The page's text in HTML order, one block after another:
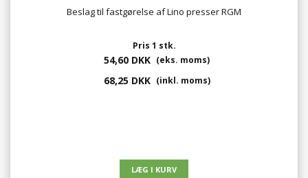
Beslag til fastgørelse af Lino presser RGM
Pris 1 stk.
54,60 DKK (eks. moms)
68,25 DKK (inkl. moms)